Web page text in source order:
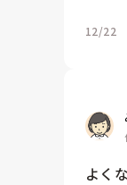
12/22
よく